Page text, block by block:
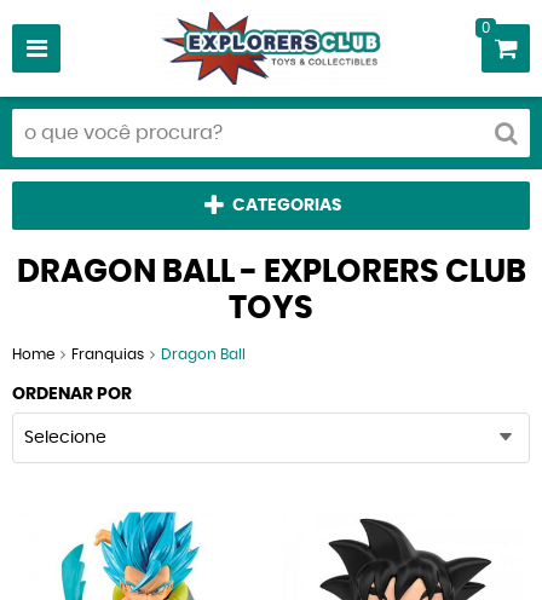
0
CATEGORIAS
DRAGON BALL - EXPLORERS CLUB
TOYS
Home Franquias Dragon Ball
ORDENAR POR
Selecione